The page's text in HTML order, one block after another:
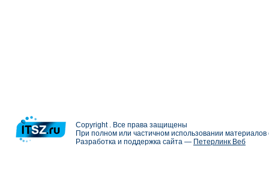
Copyright . Все права защищены
При полном или частичном использовании
Разработка и поддержка сайта — Петерлинк Веб